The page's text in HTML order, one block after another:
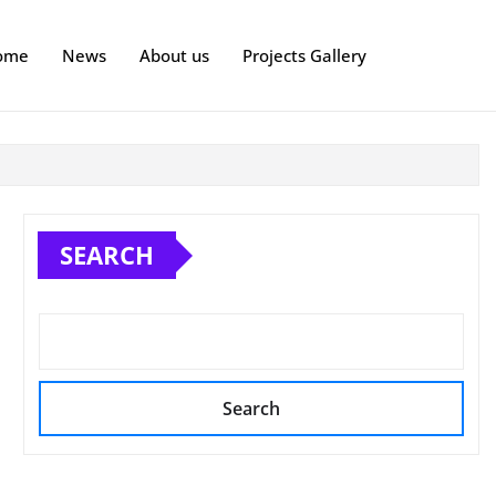
News About us Projects Gallery
SEARCH
Search